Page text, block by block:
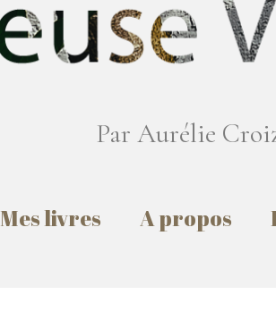
Par Aurélie
Mes livres A propos